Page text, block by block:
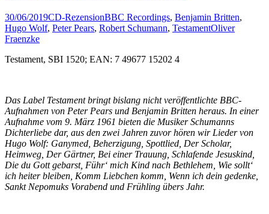
30/06/2019CD-RezensionBBC Recordings, Benjamin Britten,
Hugo Wolf, Peter Pears, Robert Schumann, TestamentOliver
Fraenzke
Testament, SBI 1520; EAN: 7 49677 15202 4
Das Label Testament bringt bislang nicht veröffentlichte BBC-
Aufnahmen von Peter Pears und Benjamin Britten heraus. In einer
Aufnahme vom 9. März 1961 bieten die Musiker Schumanns
Dichterliebe dar, aus den zwei Jahren zuvor hören wir Lieder von
Hugo Wolf: Ganymed, Beherzigung, Spottlied, Der Scholar,
Heimweg, Der Gärtner, Bei einer Trauung, Schlafende Jesuskind,
Die du Gott gebarst, Führ‘ mich Kind nach Bethlehem, Wie sollt‘
ich heiter bleiben, Komm Liebchen komm, Wenn ich dein gedenke,
Sankt Nepomuks Vorabend und Frühling übers Jahr.